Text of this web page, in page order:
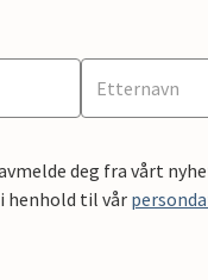
deg fra vårt
henhold til vår